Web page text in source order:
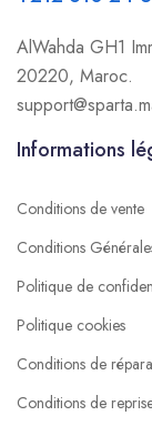
AlWahda GH1
20220, Maroc.
Informations
Conditions de vente
Conditions
Politique de
Politique cookies
Conditions de
Conditions de